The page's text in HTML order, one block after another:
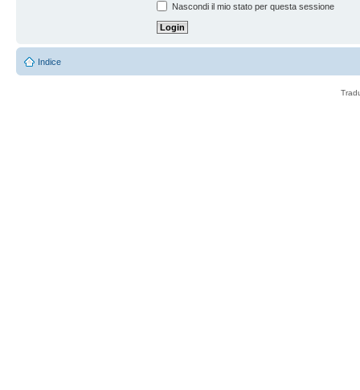
Nascondi il mio stato per questa sessione
Indice